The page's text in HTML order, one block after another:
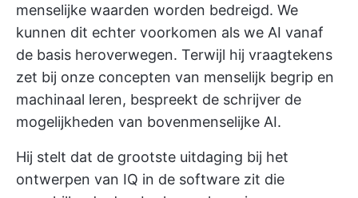
menselijke waarden worden bedreigd. We
kunnen dit echter voorkomen als we AI vanaf
de basis heroverwegen. Terwijl hij vraagtekens
zet bij onze concepten van menselijk begrip en
machinaal leren, bespreekt de schrijver de
mogelijkheden van bovenmenselijke AI.
Hij stelt dat de grootste uitdaging bij het
ontwerpen van IQ in de software zit die